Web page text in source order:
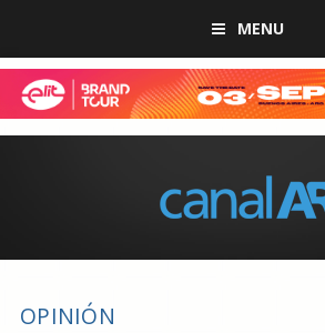
MENU
OPINIÓN